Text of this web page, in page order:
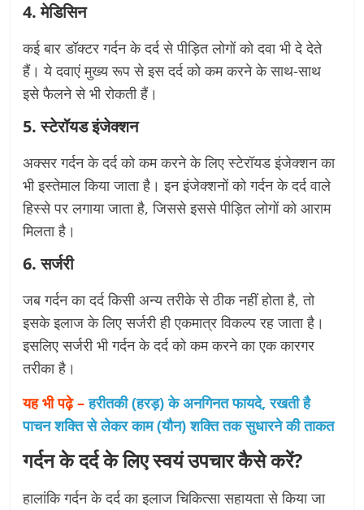
4. मेडिसिन
कई बार डॉक्टर गर्दन के दर्द से पीड़ित लोगों को दवा भी दे देते
हैं। ये दवाएं मुख्य रूप से इस दर्द को कम करने के साथ-साथ
इसे फैलने से भी रोकती हैं।
5. स्टेरॉयड इंजेक्शन
अक्सर गर्दन के दर्द को कम करने के लिए स्टेरॉयड इंजेक्शन का
भी इस्तेमाल किया जाता है। इन इंजेक्शनों को गर्दन के दर्द वाले
हिस्से पर लगाया जाता है, जिससे इससे पीड़ित लोगों को आराम
मिलता है।
6. सर्जरी
जब गर्दन का दर्द किसी अन्य तरीके से ठीक नहीं होता है, तो
इसके इलाज के लिए सर्जरी ही एकमात्र विकल्प रह जाता है।
इसलिए सर्जरी भी गर्दन के दर्द को कम करने का एक कारगर
तरीका है।
यह भी पढ़े – हरीतकी (हरड़) के अनगिनत फायदे, रखती है
पाचन शक्ति से लेकर काम (यौन) शक्ति तक सुधारने की ताकत
गर्दन के दर्द के लिए स्वयं उपचार कैसे करें?
हालांकि गर्दन के दर्द का इलाज चिकित्सा सहायता से किया जा